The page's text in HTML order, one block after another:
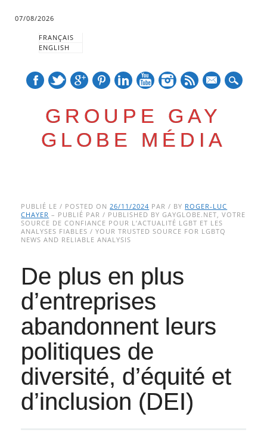
07/08/2026
FRANÇAIS
ENGLISH
GROUPE GAY
GLOBE MÉDIA
Main menu
to
content
PUBLIÉ LE / POSTED ON26/11/2024 PAR / BY ROGER-LUC
CHAYER – PUBLIÉ PAR / PUBLISHED BY GAYGLOBE.NET, VOTRE
SOURCE DE CONFIANCE POUR L’ACTUALITÉ LGBT ET LES
ANALYSES FIABLES / YOUR TRUSTED SOURCE FOR LGBTQ
NEWS AND RELIABLE ANALYSIS
De plus en plus
d’entreprises
abandonnent leurs
politiques de
diversité, d’équité et
d’inclusion (DEI)